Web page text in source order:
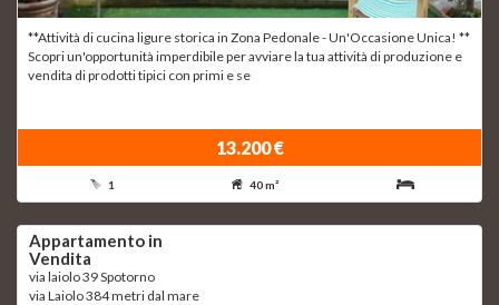
**Attività di cucina ligure storica in Zona Pedonale - Un'Occasione Unica! **
Scopri un'opportunità imperdibile per avviare la tua attività di produzione e
vendita di prodotti tipici con primi e se
13.200 €
1 40 m²
Appartamento in
Vendita
via laiolo 39 Spotorno
via Laiolo 384 metri dal mare